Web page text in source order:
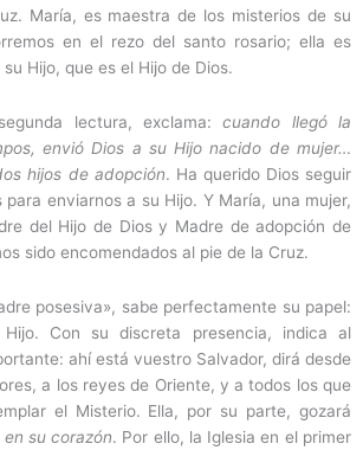
María, es maestra de los misterios de su
en el rezo del santo rosario; ella es
Hijo, que es el Hijo de Dios.
lectura, exclama:cuando llegó la
envió Dios a su Hijo nacido de mujer…
hijos de adopción. Ha querido Dios seguir
para enviarnos a su Hijo. Y María, una mujer,
del Hijo de Dios y Madre de adopción de
sido encomendados al pie de la Cruz.
posesiva», sabe perfectamente su papel:
Con su discreta presencia, indica al
ahí está vuestro Salvador, dirá desde
a los reyes de Oriente, y a todos los que
el Misterio. Ella, por su parte, gozará
su corazón. Por ello, la Iglesia en el primer